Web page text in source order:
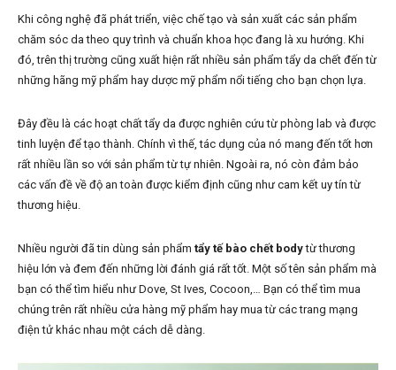
Khi công nghệ đã phát triển, việc chế tạo và sản xuất các sản phẩm
chăm sóc da theo quy trình và chuẩn khoa học đang là xu hướng. Khi
đó, trên thị trường cũng xuất hiện rất nhiều sản phẩm tẩy da chết đến từ
những hãng mỹ phẩm hay dược mỹ phẩm nổi tiếng cho bạn chọn lựa.
Đây đều là các hoạt chất tẩy da được nghiên cứu từ phòng lab và được
tinh luyện để tạo thành. Chính vì thế, tác dụng của nó mang đến tốt hơn
rất nhiều lần so với sản phẩm từ tự nhiên. Ngoài ra, nó còn đảm bảo
các vấn đề về độ an toàn được kiểm định cũng như cam kết uy tín từ
thương hiệu.
Nhiều người đã tin dùng sản phẩm tẩy tế bào chết bodytừ thương
hiệu lớn và đem đến những lời đánh giá rất tốt. Một số tên sản phẩm mà
bạn có thể tìm hiểu như Dove, St Ives, Cocoon,… Bạn có thể tìm mua
chúng trên rất nhiều cửa hàng mỹ phẩm hay mua từ các trang mạng
điện tử khác nhau một cách dễ dàng.